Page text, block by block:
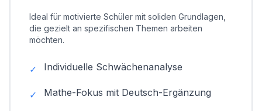
Ideal für motivierte Schüler mit soliden Grundlagen,
die gezielt an spezifischen Themen arbeiten
möchten.
✓ Individuelle Schwächenanalyse
✓ Mathe-Fokus mit Deutsch-Ergänzung